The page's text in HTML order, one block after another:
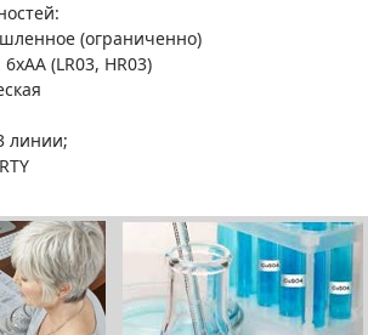
(ограниченно)
(LR03, HR03)
линии;